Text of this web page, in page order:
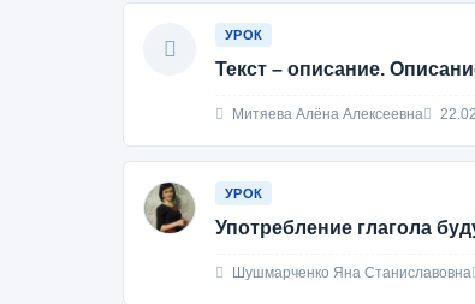
УРОК
Текст – описание.
Митяева Алёна Алексеевна
УРОК
Употребление глагола
Шушмарченко Яна Станиславовна